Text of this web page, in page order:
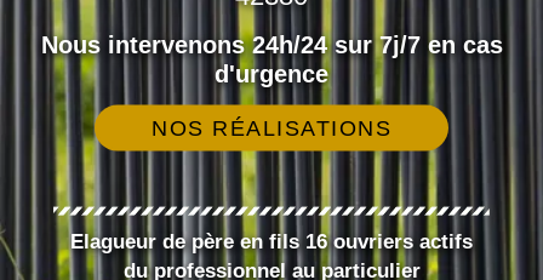
Nous intervenons 24h/24 sur 7j/7 en cas
d'urgence
NOS RÉALISATIONS
Elagueur de père en fils 16 ouvriers actifs
du professionnel au particulier